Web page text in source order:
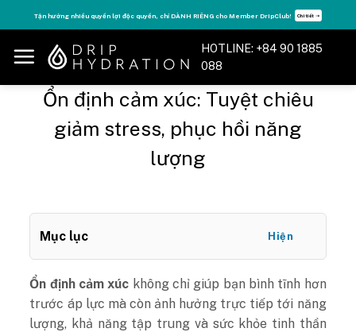
to
content
Tăng năng lượng - sống đỉnh cao với thẻ Vitamin Drip Membership. Xem ngay ➝
HOTLINE: +84 90 1885
088
Ổn định cảm xúc: Tuyệt chiêu
giảm stress, phục hồi năng
lượng
Mục lục Hiện
Ổn định cảm xúc không chỉ giúp bạn bình tĩnh hơn
trước áp lực mà còn ảnh hưởng trực tiếp tới năng
lượng, khả năng tập trung và sức khỏe tinh thần